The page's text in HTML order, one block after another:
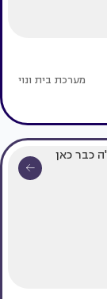
מערכת בית ונוי